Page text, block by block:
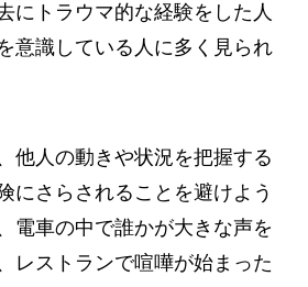
にトラウマ的な経験をした人
意識している人に多く見られ
他人の動きや状況を把握する
にさらされることを避けよう
電車の中で誰かが大きな声を
レストランで喧嘩が始まった